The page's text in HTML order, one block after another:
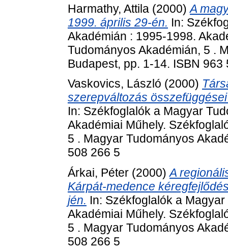
Harmathy, Attila (2000)A
1999. április 29-én. In:
Akadémián : 1995-1998.
Tudományos Akadémián, 5 .
Budapest, pp. 1-14. ISBN 963
Vaskovics, László (2000)
szerepváltozás
In: Székfoglalók a Magyar
Akadémiai Műhely.
5 . Magyar Tudományos
508 266 5
Árkai, Péter (2000)A
Kárpát-medence
jén. In: Székfoglalók a
Akadémiai Műhely.
5 . Magyar Tudományos
508 266 5